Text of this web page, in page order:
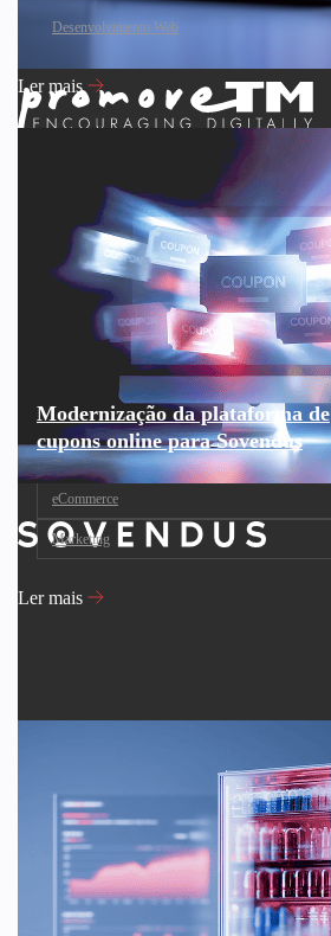
Desenvolvimento Web
Ler mais
Modernização da plataforma de
cupons online para Sovendus
eCommerce
Marketing
Ler mais